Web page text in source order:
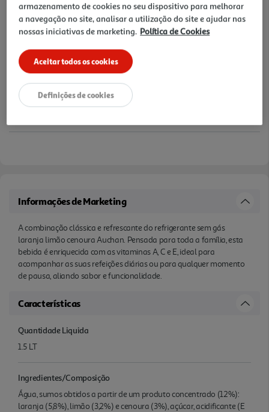
Informações de Marketing
A combinação clássica e refrescante do refrigerante sem gás
laranja limão cenoura Auchan. Pensada para toda a família, esta
bebida é enriquecida com as vitaminas A, C e E, ideal para
acompanhar as suas refeições diárias ou para qualquer momento
de pausa, aliando sabor e funcionalidade.
Características
Quantidade Liquida
1.5 LT
Ingredientes/Composição
Água, sumos obtidos a partir de um produto concentrado (12%):
laranja (5,8%), limão (3,2%) e cenoura (3%), açúcar, acidificante (E
armazenamento de cookies no seu dispositivo para melhorar
a navegação no site, analisar a utilização do site e ajudar nas
nossas iniciativas de marketing. Política de Cookies
Aceitar todos os cookies
Definições de cookies